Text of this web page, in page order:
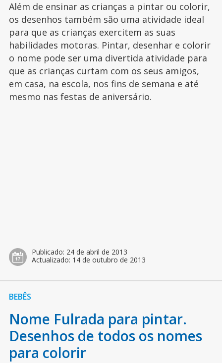
Além de ensinar as crianças a pintar ou colorir,
os desenhos também são uma atividade ideal
para que as crianças exercitem as suas
habilidades motoras. Pintar, desenhar e colorir
o nome pode ser uma divertida atividade para
que as crianças curtam com os seus amigos,
em casa, na escola, nos fins de semana e até
mesmo nas festas de aniversário.
Publicado: 24 de abril de 2013
Actualizado: 14 de outubro de 2013
BEBÊS
Nome Fulrada para pintar.
Desenhos de todos os nomes
para colorir